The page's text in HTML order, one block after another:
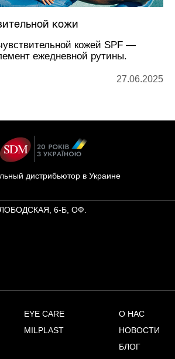
кожи
кожей SPF —
ежедневной рутины.
27.06.2025
дистрибьютор в Украине
6-Б, ОФ.
EYE CARE
MILPLAST
О НАС
НОВОСТИ
БЛОГ